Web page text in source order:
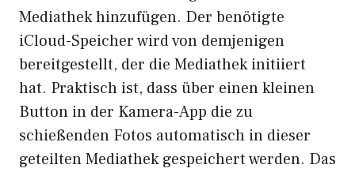
Mediathek hinzufügen. Der benötigte
iCloud-Speicher wird von demjenigen
bereitgestellt, der die Mediathek initiiert
hat. Praktisch ist, dass über einen kleinen
Button in der Kamera-App die zu
schießenden Fotos automatisch in dieser
geteilten Mediathek gespeichert werden. Das